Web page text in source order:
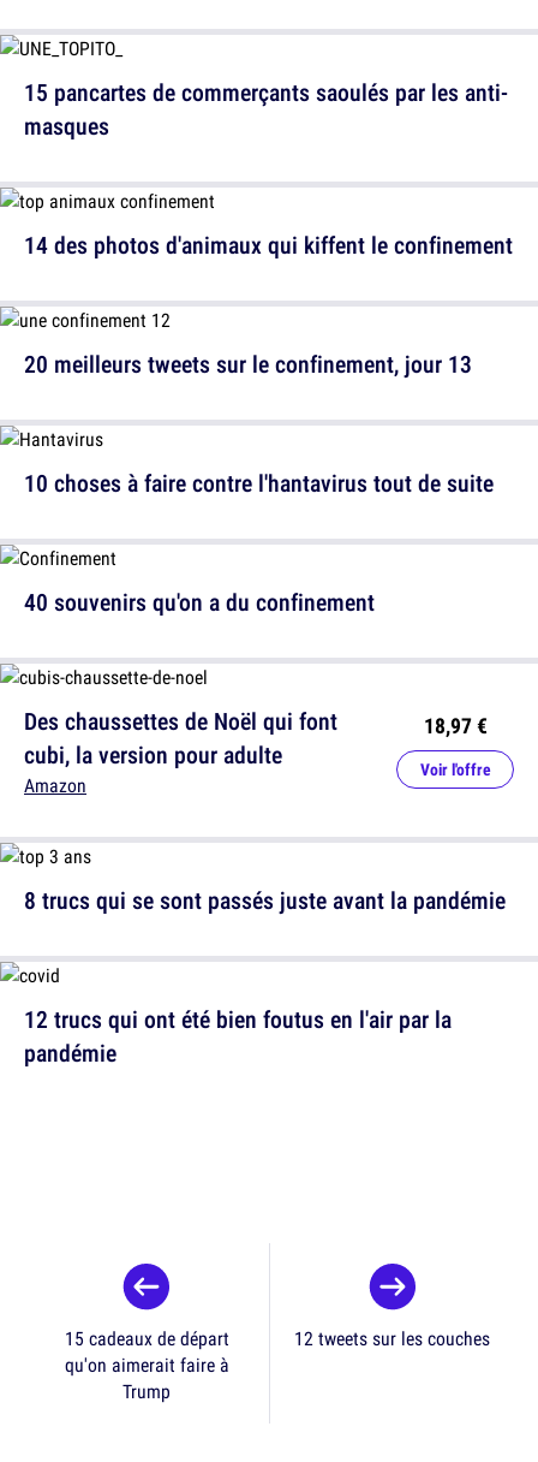
14 des photos d'animaux qui kiffent le confinement
10 choses à faire contre l'hantavirus tout de suite
Des chaussettes de Noël qui font
cubi, la version pour adulte
Amazon
18,97 €
Voir l'offre
12 trucs qui ont été bien foutus en l'air par la
pandémie
15 pancartes de commerçants saoulés par les anti-
masques
20 meilleurs tweets sur le confinement, jour 13
40 souvenirs qu'on a du confinement
8 trucs qui se sont passés juste avant la pandémie
15 cadeaux de départ
qu'on aimerait faire à
Trump
12 tweets sur les couches